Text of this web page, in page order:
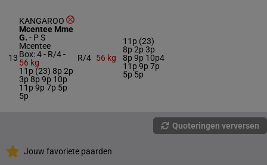
13
KANGAROO
Mcentee Mme
G. - P S
Mcentee
Box: 4 - R/4 -
56 kg
11p (23) 8p 2p
3p 8p 9p 10p
11p 9p 7p 5p
5p
R/4 56 kg
11p (23)
8p 2p 3p
8p 9p 10p
11p 9p 7p
5p 5p
4
Quoteringen verversen
Jouw favoriete paarden